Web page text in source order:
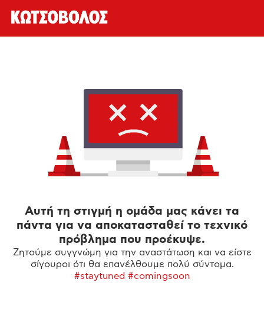
Αυτή τη στιγμή η ομάδα μας κάνει τα
πάντα για να αποκατασταθεί το τεχνικό
πρόβλημα που προέκυψε.
Ζητούμε συγγνώμη για την αναστάτωση και να είστε
σίγουροι ότι θα επανέλθουμε πολύ σύντομα.
#staytuned #comingsoon